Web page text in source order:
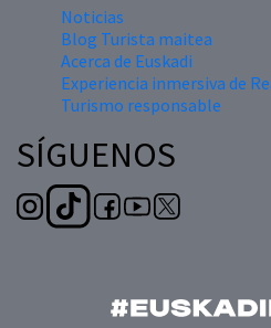
Noticias
Blog Turista maitea
Acerca de Euskadi
Experiencia inmersiva de
Turismo responsable
SÍGUENOS